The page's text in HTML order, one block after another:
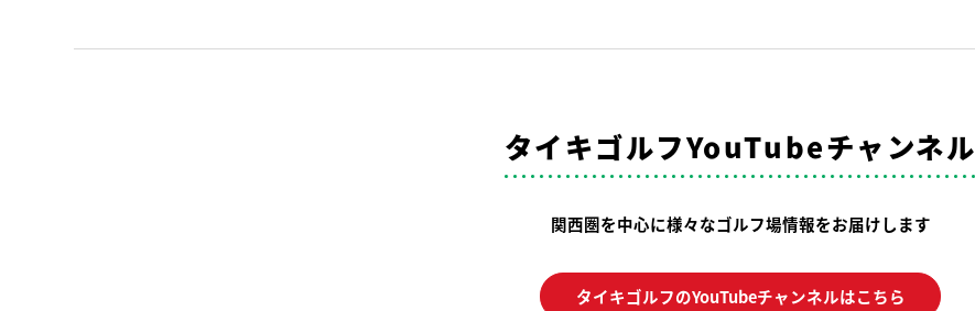
タイキゴルフYouTubeチャンネル
関西圏を中心に様々なゴルフ場情報をお届けします
タイキゴルフのYouTubeチャンネルはこちら